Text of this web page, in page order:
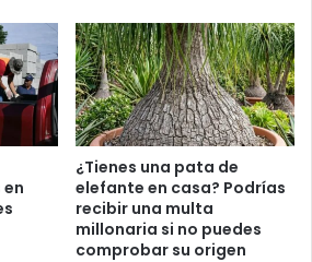
¿Tienes una pata de
elefante en casa? Podrías
recibir una multa
millonaria si no puedes
comprobar su origen